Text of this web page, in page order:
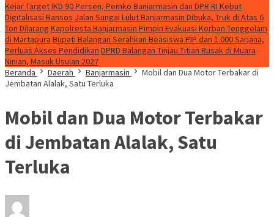
Kejar Target IKD 90 Persen, Pemko Banjarmasin dan DPR RI Kebut
Digitalisasi Bansos Jalan Sungai Lulut Banjarmasin Dibuka, Truk di Atas 6
Ton Dilarang Kapolresta Banjarmasin Pimpin Evakuasi Korban Tenggelam
di Martapura Bupati Balangan Serahkan Beasiswa PIP dan 1.000 Sarjana,
Perluas Akses Pendidikan DPRD Balangan Tinjau Titian Rusak di Muara
Ninian, Masuk Usulan 2027
Beranda
Daerah Banjarmasin
Mobil dan Dua Motor Terbakar di
Jembatan Alalak, Satu Terluka
Mobil dan Dua Motor Terbakar
di Jembatan Alalak, Satu
Terluka